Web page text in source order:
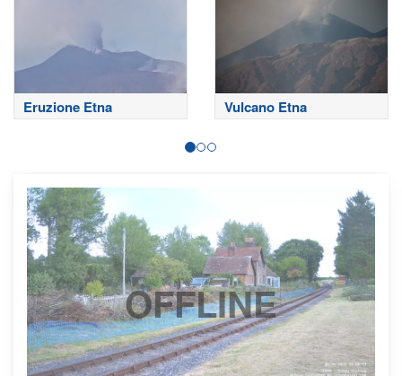
Eruzione Etna Vulcano Etna
OFFLINE